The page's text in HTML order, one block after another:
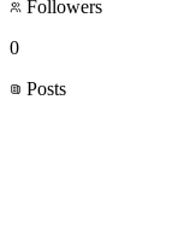
Followers
0
Posts